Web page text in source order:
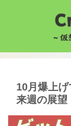
10月爆上
来週の展望